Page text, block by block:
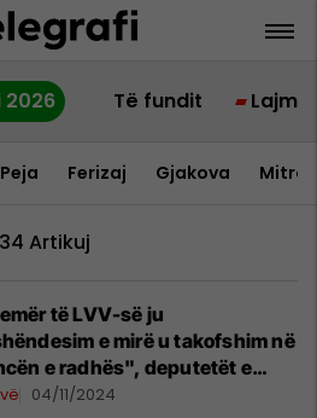
Të fundit Lajme
Peja Ferizaj Gjakova
34 Artikuj
të LVV-së ju
e mirë u takofshim në
e radhës", deputetët e
lëshojnë sallën
04/11/2024